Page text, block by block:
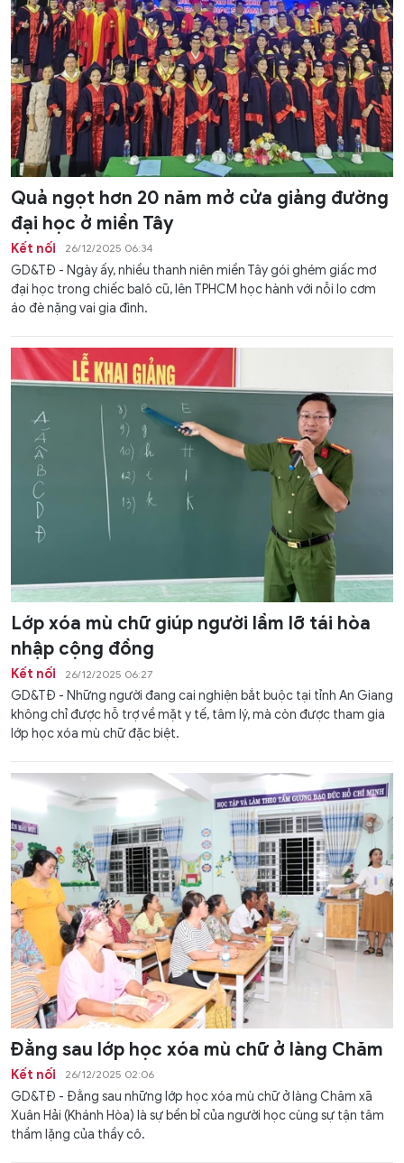
Quả ngọt hơn 20 năm mở cửa giảng đường
đại học ở miền Tây
Kết nối 26/12/2025 06:34
GD&TĐ - Ngày ấy, nhiều thanh niên miền Tây gói ghém giấc mơ
đại học trong chiếc balô cũ, lên TPHCM học hành với nỗi lo cơm
áo đè nặng vai gia đình.
Lớp xóa mù chữ giúp người lầm lỡ tái hòa
nhập cộng đồng
Kết nối 26/12/2025 06:27
GD&TĐ - Những người đang cai nghiện bắt buộc tại tỉnh An Giang
không chỉ được hỗ trợ về mặt y tế, tâm lý, mà còn được tham gia
lớp học xóa mù chữ đặc biệt.
Đằng sau lớp học xóa mù chữ ở làng Chăm
Kết nối 26/12/2025 02:06
GD&TĐ - Đằng sau những lớp học xóa mù chữ ở làng Chăm xã
Xuân Hải (Khánh Hòa) là sự bền bỉ của người học cùng sự tận tâm
thầm lặng của thầy cô.